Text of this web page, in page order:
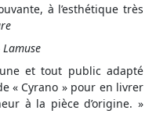
à l’esthétique très
Lamuse
et tout public adapté
« Cyrano » pour en livrer
à la pièce d’origine. »